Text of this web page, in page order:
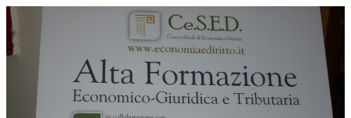
DIREZIONE SCIENTIFICA
ALTA FORMAZIONE
CORSI CE.S.E.D.